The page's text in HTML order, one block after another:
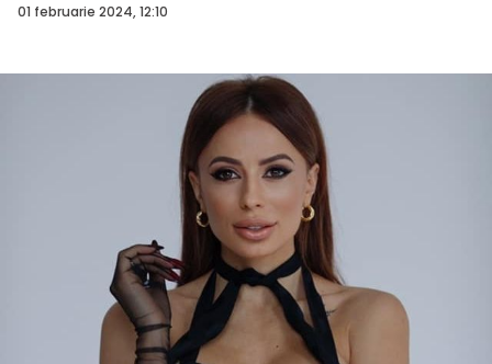
01 februarie 2024, 12:10